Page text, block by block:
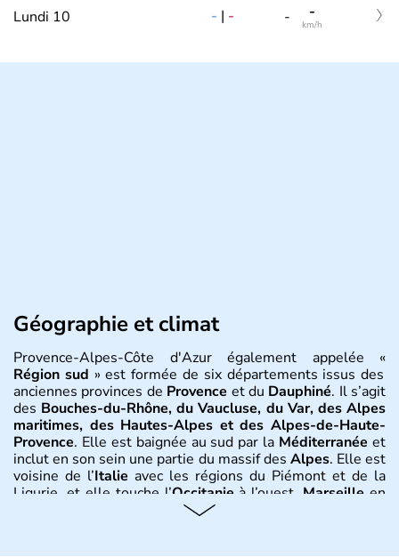
Lundi 10 - | - - -
km/h
Géographie et climat
Provence-Alpes-Côte d'Azur également appelée «
Région sud » est formée de six départements issus des
anciennes provinces de Provence et du Dauphiné. Il s’agit
des Bouches-du-Rhône, du Vaucluse, du Var, des Alpes
maritimes, des Hautes-Alpes et des Alpes-de-Haute-
Provence. Elle est baignée au sud par la Méditerranéeet
inclut en son sein une partie du massif des Alpes. Elle est
voisine de l’Italie avec les régions du Piémont et de la
Ligurie, et elle touche l’Occitanie à l’ouest. Marseille en
Nice, Cannes, Saint-Tropez, Toulon,